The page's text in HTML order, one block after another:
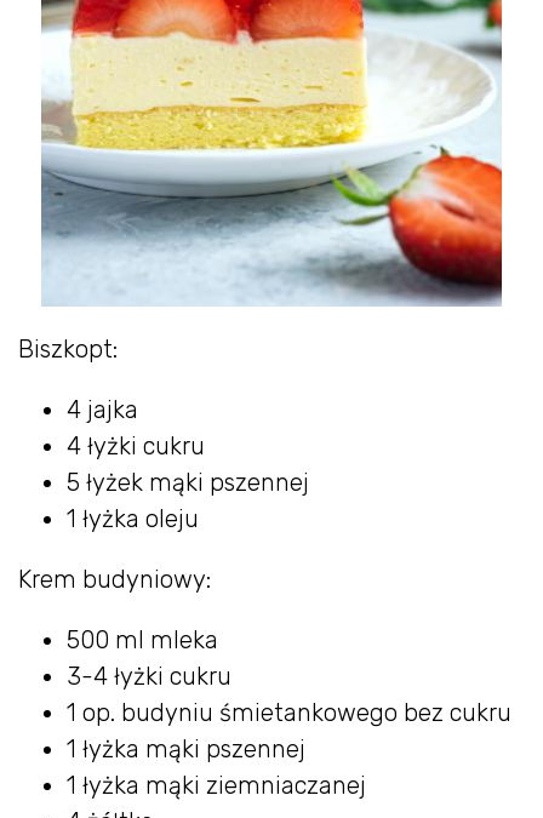
Biszkopt:
4 jajka
4 łyżki cukru
5 łyżek mąki pszennej
1 łyżka oleju
Krem budyniowy:
500 ml mleka
3-4 łyżki cukru
1 op. budyniu śmietankowego bez cukru
1 łyżka mąki pszennej
1 łyżka mąki ziemniaczanej